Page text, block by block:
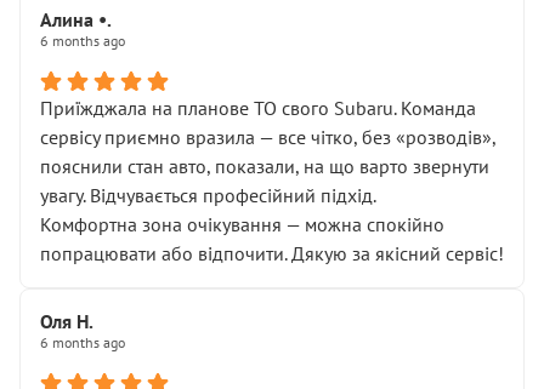
Алина •.
6 months ago
Приїжджала на планове ТО свого Subaru. Команда
сервісу приємно вразила — все чітко, без «розводів»,
пояснили стан авто, показали, на що варто звернути
увагу. Відчувається професійний підхід.
Комфортна зона очікування — можна спокійно
попрацювати або відпочити. Дякую за якісний сервіс!
Оля Н.
6 months ago